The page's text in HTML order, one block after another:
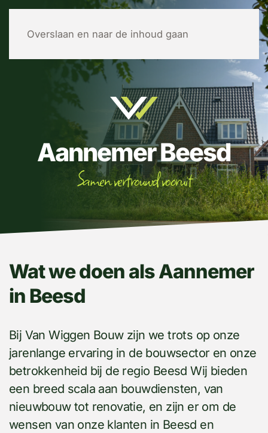
Overslaan en naar de inhoud gaan
Aannemer Beesd
Samen vertrouwd vooruit
Wat we doen als Aannemer
in Beesd
Bij Van Wiggen Bouw zijn we trots op onze
jarenlange ervaring in de bouwsector en onze
betrokkenheid bij de regio Beesd Wij bieden
een breed scala aan bouwdiensten, van
nieuwbouw tot renovatie, en zijn er om de
wensen van onze klanten in Beesd en